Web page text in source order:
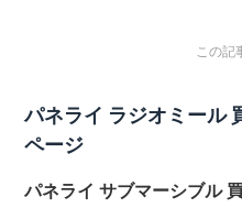
この記
パネライ ラジオミール
ページ
パネライ サブマーシブル